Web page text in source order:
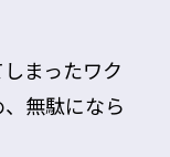
まったワク
無駄になら